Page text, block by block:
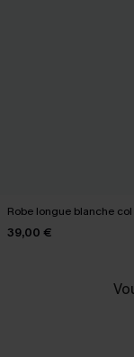
Robe longue blanche
39,00 €